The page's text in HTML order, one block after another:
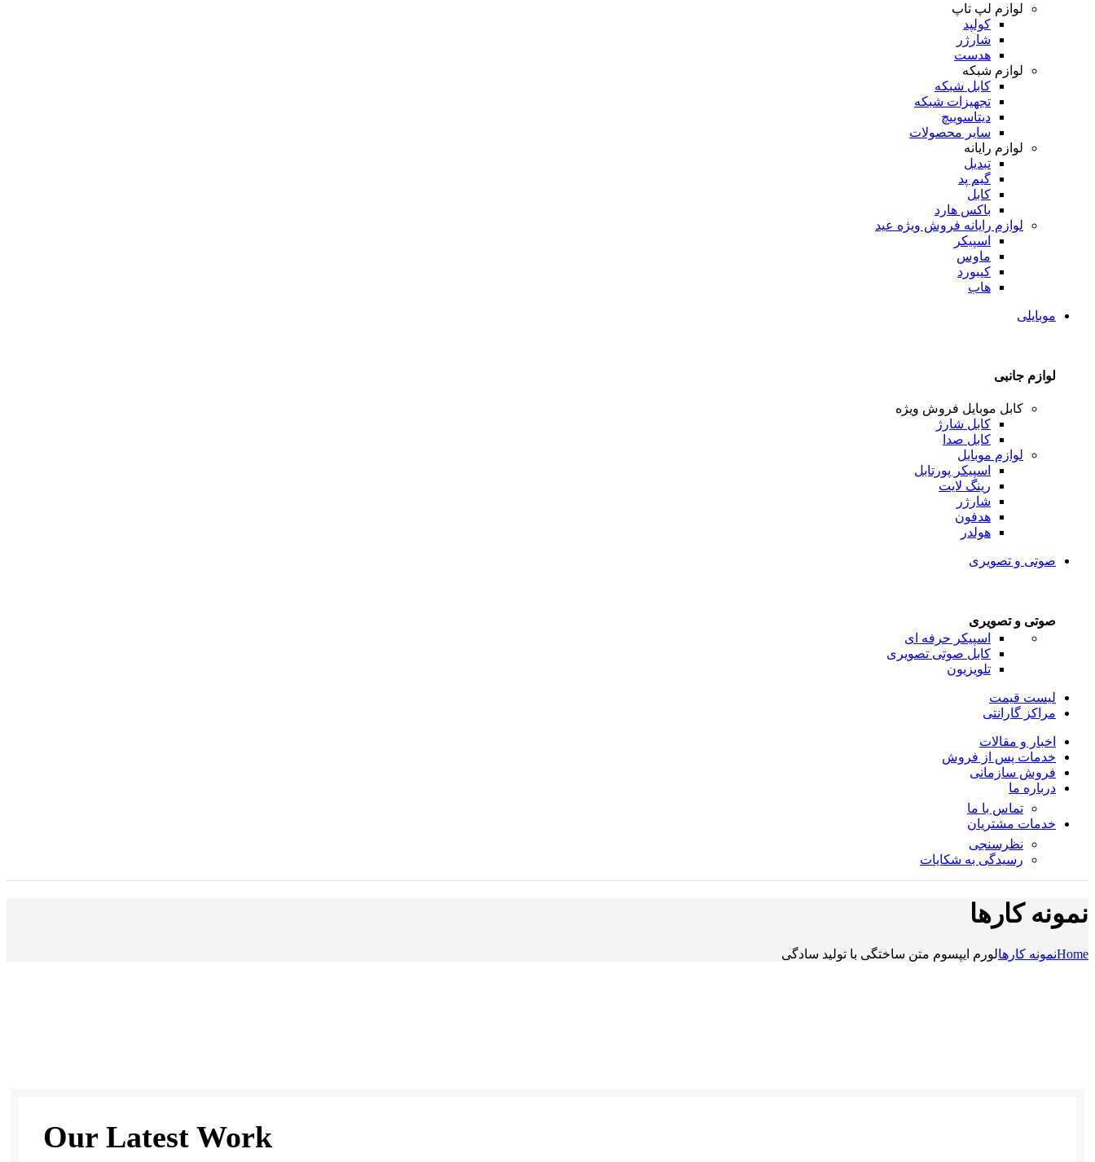
لوازم لپ تاپ
کولپد
شارژر
هدست
لوازم شبکه
کابل شبکه
تجهیزات شبکه
دیتاسوییچ
سایر محصولات
لوازم رایانه
تبدیل
گیم پد
کابل
باکس هارد
لوازم رایانه فروش ویژه عید
اسپیکر
ماوس
کیبورد
هاب
موبایلی
لوازم جانبی
کابل موبایل فروش ویژه
کابل شارژ
کابل صدا
لوازم موبایل
اسپیکر پورتابل
رینگ لایت
شارژر
هدفون
هولدر
صوتی و تصویری
صوتی و تصویری
اسپیکر حرفه ای
کابل صوتی تصویری
تلویزیون
لیست قیمت
مراکز گارانتی
اخبار و مقالات
خدمات پس از فروش
فروش سازمانی
درباره ما
تماس با ما
خدمات مشتریان
نظرسنجی
رسیدگی به شکایات
نمونه کارها
Homeنمونه کارهالورم ایپسوم متن ساختگی با تولید سادگی
Our Latest Work